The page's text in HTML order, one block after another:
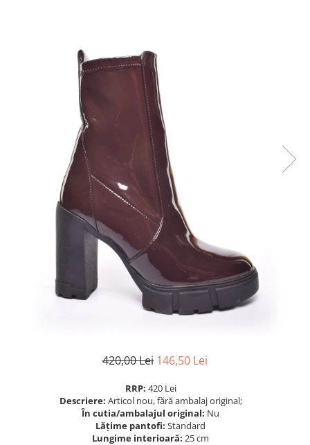
420,00 Lei 146,50 Lei
RRP: 420 Lei
Descriere: Articol nou, fără ambalaj original;
În cutia/ambalajul original: Nu
Lățime pantofi: Standard
Lungime interioară: 25 cm